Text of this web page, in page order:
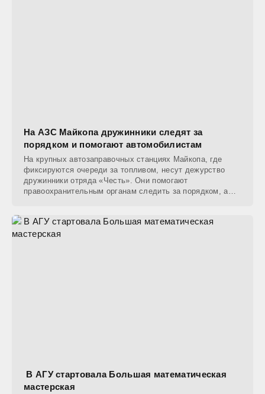
На АЗС Майкопа дружинники следят за
порядком и помогают автомобилистам
На крупных автозаправочных станциях Майкопа, где
фиксируются очереди за топливом, несут дежурство
дружинники отряда «Честь». Они помогают
правоохранительным органам следить за порядком, а
В АГУ стартовала Большая математическая
мастерская